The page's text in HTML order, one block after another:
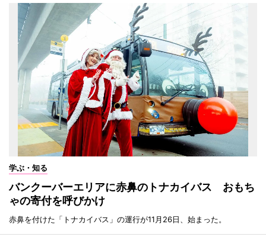
学ぶ・知る
バンクーバーエリアに赤鼻のトナカイバス おもち
ゃの寄付を呼びかけ
赤鼻を付けた「トナカイバス」の運行が11月26日、始まった。